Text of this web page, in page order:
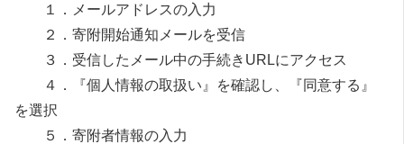
１．メールアドレスの入力
２．寄附開始通知メールを受信
３．受信したメール中の手続きURLにアクセス
４．『個人情報の取扱い』を確認し、『同意する』
を選択
５．寄附者情報の入力